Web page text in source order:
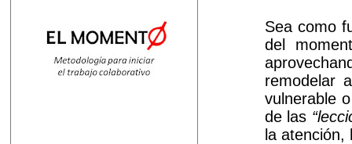
Sea como
del
remodelar
vulnerable
de las
la